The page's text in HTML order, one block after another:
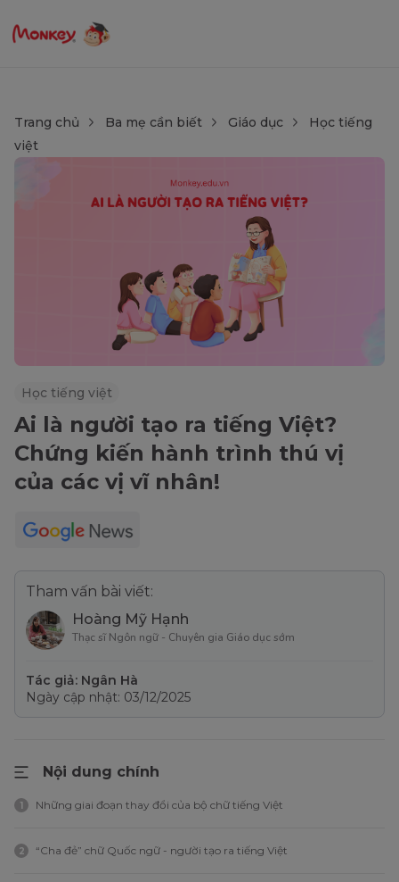
Trang chủ Ba mẹ cần biết Giáo dục
Học tiếng
việt
Học tiếng việt
Ai là người tạo ra tiếng Việt?
Chứng kiến hành trình thú vị
của các vị vĩ nhân!
Tham vấn bài viết:
Hoàng Mỹ Hạnh
Thạc sĩ Ngôn ngữ - Chuyên gia Giáo dục sớm
Tác giả: Ngân Hà
Ngày cập nhật: 03/12/2025
Nội dung chính
1 Những giai đoạn thay đổi của bộ chữ tiếng Việt
2 “Cha đẻ” chữ Quốc ngữ - người tạo ra tiếng Việt